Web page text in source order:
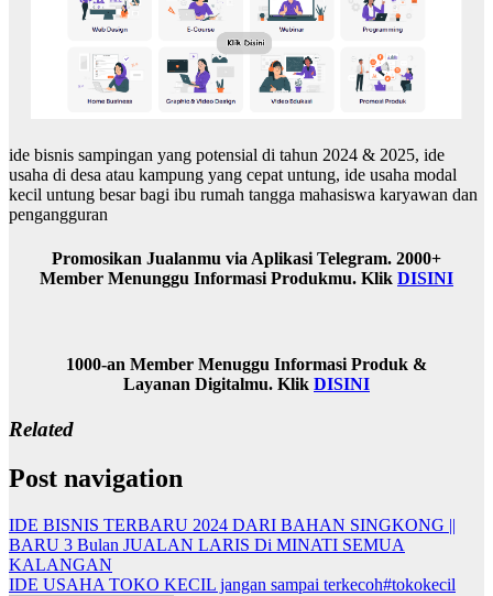
ide bisnis sampingan yang potensial di tahun 2024 & 2025, ide
usaha di desa atau kampung yang cepat untung, ide usaha modal
kecil untung besar bagi ibu rumah tangga mahasiswa karyawan dan
pengangguran
Promosikan Jualanmu via Aplikasi Telegram. 2000+
Member Menunggu Informasi Produkmu. Klik DISINI
1000-an Member Menuggu Informasi Produk &
Layanan Digitalmu. Klik DISINI
Related
Post navigation
IDE BISNIS TERBARU 2024 DARI BAHAN SINGKONG ||
BARU 3 Bulan JUALAN LARIS Di MINATI SEMUA
KALANGAN
IDE USAHA TOKO KECIL jangan sampai terkecoh#tokokecil